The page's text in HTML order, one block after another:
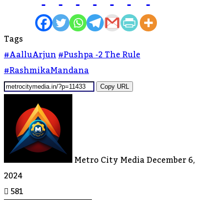
Tags
#AalluArjun#Pushpa -2 The Rule
#RashmikaMandana
Copy URL
Metro City MediaDecember 6,
2024
581